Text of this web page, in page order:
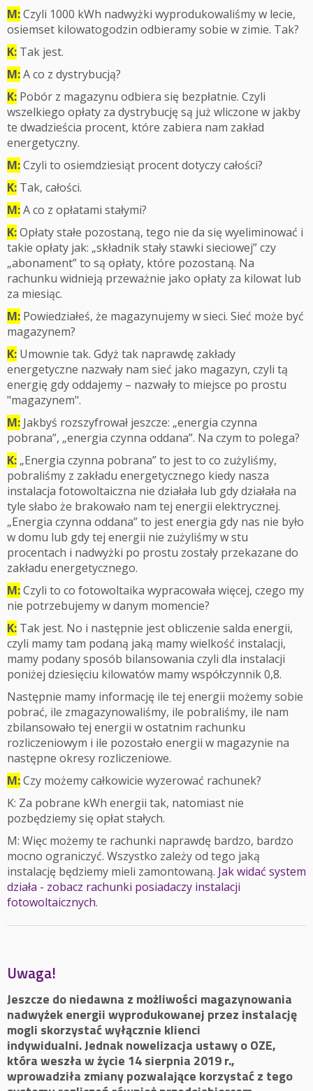
M:Czyli 1000 kWh nadwyżki wyprodukowaliśmy w lecie,
osiemset kilowatogodzin odbieramy sobie w zimie. Tak?
K: Tak jest.
M:A co z dystrybucją?
K: Pobór z magazynu odbiera się bezpłatnie. Czyli
wszelkiego opłaty za dystrybucję są już wliczone w jakby
te dwadzieścia procent, które zabiera nam zakład
energetyczny.
M:Czyli to osiemdziesiąt procent dotyczy całości?
K: Tak, całości.
M:A co z opłatami stałymi?
K:Opłaty stałe pozostaną, tego nie da się wyeliminować i
takie opłaty jak: „składnik stały stawki sieciowej” czy
„abonament” to są opłaty, które pozostaną. Na
rachunku widnieją przeważnie jako opłaty za kilowat lub
za miesiąc.
M: Powiedziałeś, że magazynujemy w sieci. Sieć może być
magazynem?
K: Umownie tak. Gdyż tak naprawdę zakłady
energetyczne nazwały nam sieć jako magazyn, czyli tą
energię gdy oddajemy – nazwały to miejsce po prostu
"magazynem".
M: Jakbyś rozszyfrował jeszcze: „energia czynna
pobrana”, „energia czynna oddana”. Na czym to polega?
K: „Energia czynna pobrana” to jest to co zużyliśmy,
pobraliśmy z zakładu energetycznego kiedy nasza
instalacja fotowoltaiczna nie działała lub gdy działała na
tyle słabo że brakowało nam tej energii elektrycznej.
„Energia czynna oddana” to jest energia gdy nas nie było
w domu lub gdy tej energii nie zużyliśmy w stu
procentach i nadwyżki po prostu zostały przekazane do
zakładu energetycznego.
M:Czyli to co fotowoltaika wypracowała więcej, czego my
nie potrzebujemy w danym momencie?
K: Tak jest. No i następnie jest obliczenie salda energii,
czyli mamy tam podaną jaką mamy wielkość instalacji,
mamy podany sposób bilansowania czyli dla instalacji
poniżej dziesięciu kilowatów mamy współczynnik 0,8.
Następnie mamy informację ile tej energii możemy sobie
pobrać, ile zmagazynowaliśmy, ile pobraliśmy, ile nam
zbilansowało tej energii w ostatnim rachunku
rozliczeniowym i ile pozostało energii w magazynie na
następne okresy rozliczeniowe.
M:Czy możemy całkowicie wyzerować rachunek?
K: Za pobrane kWh energii tak, natomiast nie
pozbędziemy się opłat stałych.
M: Więc możemy te rachunki naprawdę bardzo, bardzo
mocno ograniczyć. Wszystko zależy od tego jaką
instalację będziemy mieli zamontowaną. Jak widać system
działa - zobacz rachunki posiadaczy instalacji
fotowoltaicznych.
Uwaga!
Jeszcze do niedawna z możliwości magazynowania
nadwyżek energii wyprodukowanej przez instalację
mogli skorzystać wyłącznie klienci
indywidualni. Jednak nowelizacja ustawy o OZE,
która weszła w życie 14 sierpnia 2019 r.,
wprowadziła zmiany pozwalające korzystać z tego